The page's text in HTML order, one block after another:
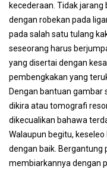
kecederaan. Tidak
dengan robekan pada
pada salah satu tulang
seseorang harus
yang disertai dengan
pembengkakan yang
Dengan bantuan gambar
dikira atau tomografi
dikecualikan bahawa
Walaupun begitu,
dengan baik. Bergantung
membiarkannya dengan